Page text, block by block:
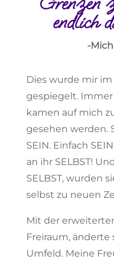
endlich
-
Dies wurde mir
gespiegelt.
kamen auf mich
gesehen werden.
SEIN. Einfach
an ihr SELBST!
SELBST, wurden
selbst zu neuen
Mit der
Freiraum,
Umfeld. Meine